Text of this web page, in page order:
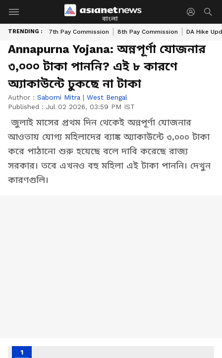
বাংলা
TRENDING : 7th Pay Commission 8th Pay Commission DA Hike
Annapurna Yojana: অন্নপূর্ণা যোজনার
৩,০০০ টাকা পাননি? এই ৮ কারণে
অ্যাকাউন্টে ঢুকছে না টাকা
Author : Saborni Mitra | West Bengal
Published : Jul 02 2026, 03:59 PM IST
জুলাই মাসের প্রথম দিন থেকেই অন্নপূর্ণা যোজনার
আওতায় যোগ্য মহিলাদের ব্যাঙ্ক অ্যাকাউন্টে ৩,০০০ টাকা
করে পাঠানো শুরু হয়েছে বলে দাবি করেছে রাজ্য
সরকার। তবে এখনও বহু মহিলা এই টাকা পাননি। দেখুন
কারণগুলি।
1